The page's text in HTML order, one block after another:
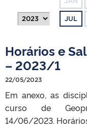
OUVIDORIA
TELEFONES
JUL
Horários e
– 2023/1
22/05/2023
Em anexo, as
curso de
14/06/2023.